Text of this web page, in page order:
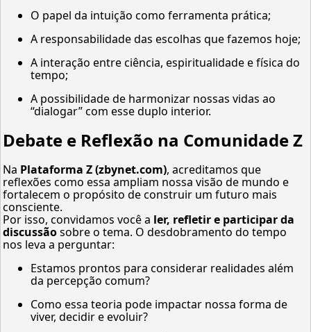
O papel da intuição como ferramenta prática;
A responsabilidade das escolhas que fazemos hoje;
A interação entre ciência, espiritualidade e física do
tempo;
A possibilidade de harmonizar nossas vidas ao
“dialogar” com esse duplo interior.
Debate e Reflexão na Comunidade Z
Na Plataforma Z (zbynet.com), acreditamos que
reflexões como essa ampliam nossa visão de mundo e
fortalecem o propósito de construir um futuro mais
consciente.
Por isso, convidamos você a ler, refletir e participar da
discussãosobre o tema. O desdobramento do tempo
nos leva a perguntar:
Estamos prontos para considerar realidades além
da percepção comum?
Como essa teoria pode impactar nossa forma de
viver, decidir e evoluir?